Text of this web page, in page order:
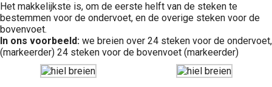
Het makkelijkste is, om de eerste helft van de steken te
bestemmen voor de ondervoet, en de overige steken voor de
bovenvoet.
In ons voorbeeld: we breien over 24 steken voor de ondervoet,
(markeerder) 24 steken voor de bovenvoet (markeerder)